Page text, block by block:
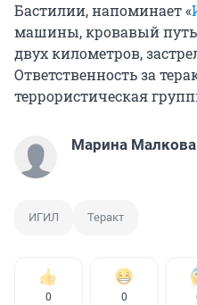
Бастилии, напоминает «
машины, кровавый путь
двух километров,
Ответственность за
террористическая
Марина Малкова
ИГИЛ Теракт
0 0